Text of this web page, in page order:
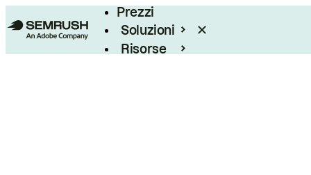
Prezzi
Soluzioni
Risorse